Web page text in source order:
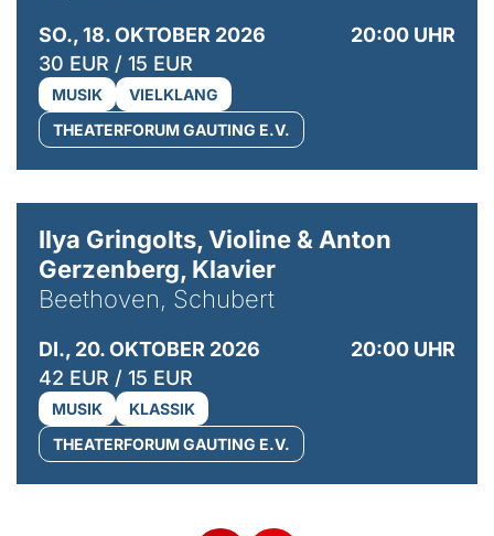
SO., 18. OKTOBER 2026
20:00 UHR
30 EUR / 15 EUR
MUSIK
VIELKLANG
THEATERFORUM GAUTING E.V.
Ilya Gringolts, Violine & Anton
Gerzenberg, Klavier
Beethoven, Schubert
DI., 20. OKTOBER 2026
20:00 UHR
42 EUR / 15 EUR
MUSIK
KLASSIK
THEATERFORUM GAUTING E.V.